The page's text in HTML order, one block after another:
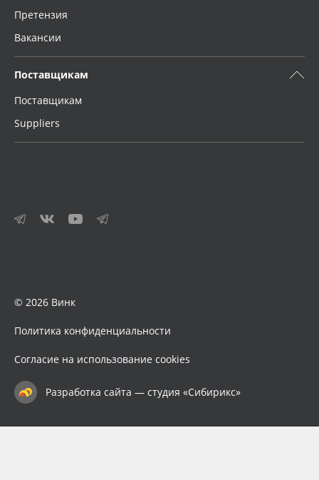
Претензия
Вакансии
Поставщикам
Поставщикам
Suppliers
© 2026 Винк
Политика конфиденциальности
Согласие на использование cookies
Разработка сайта — студия «Сибирикс»